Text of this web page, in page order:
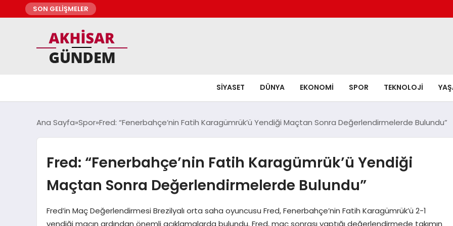
SON GELİŞMELER
SIYASET DÜNYA EKONOMI SPOR TEKNOLOJI
Ana Sayfa Spor Fred: “Fenerbahçe’nin Fatih Karagümrük’ü Yendiği Maçtan Sonra Değerlendirmelerde Bulundu”
Fred: “Fenerbahçe’nin Fatih Karagümrük’ü Yendiği
Maçtan Sonra Değerlendirmelerde Bulundu”
Fred’in Maç Değerlendirmesi Brezilyalı orta saha oyuncusu Fred, Fenerbahçe’nin Fatih Karagümrük’ü 2-1
yendiği maçın ardından önemli açıklamalarda bulundu. Fred, maç sonrası yaptığı değerlendirmede takımın